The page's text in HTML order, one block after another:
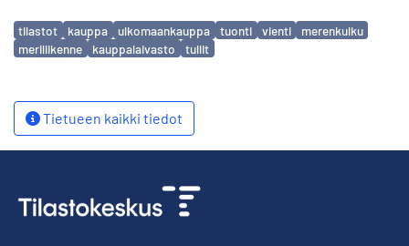
Avainsanat
tilastot kauppa ulkomaankauppa tuonti vienti
merenkulku
meriliikenne
kauppalaivasto tullit
Tietueen kaikki tiedot